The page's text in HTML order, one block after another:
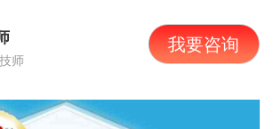
师
我要咨询